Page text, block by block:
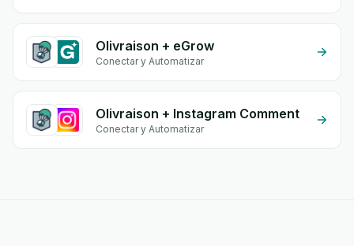
Olivraison + eGrow
Conectar y Automatizar
Olivraison + Instagram Comment
Conectar y Automatizar